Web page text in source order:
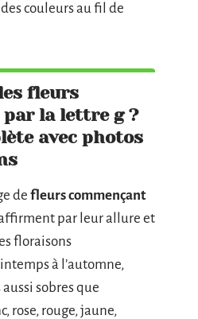
couleurs au fil de
fleurs
la lettre g ?
avec photos
de fleurs commençant
par leur allure et
floraisons
à l’automne,
sobres que
rose, rouge, jaune,